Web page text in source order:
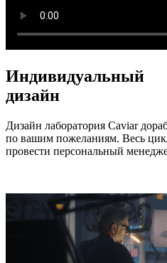
Индивидуальный
дизайн
Дизайн лаборатория Caviar
по вашим пожеланиям. Весь
провести персональный